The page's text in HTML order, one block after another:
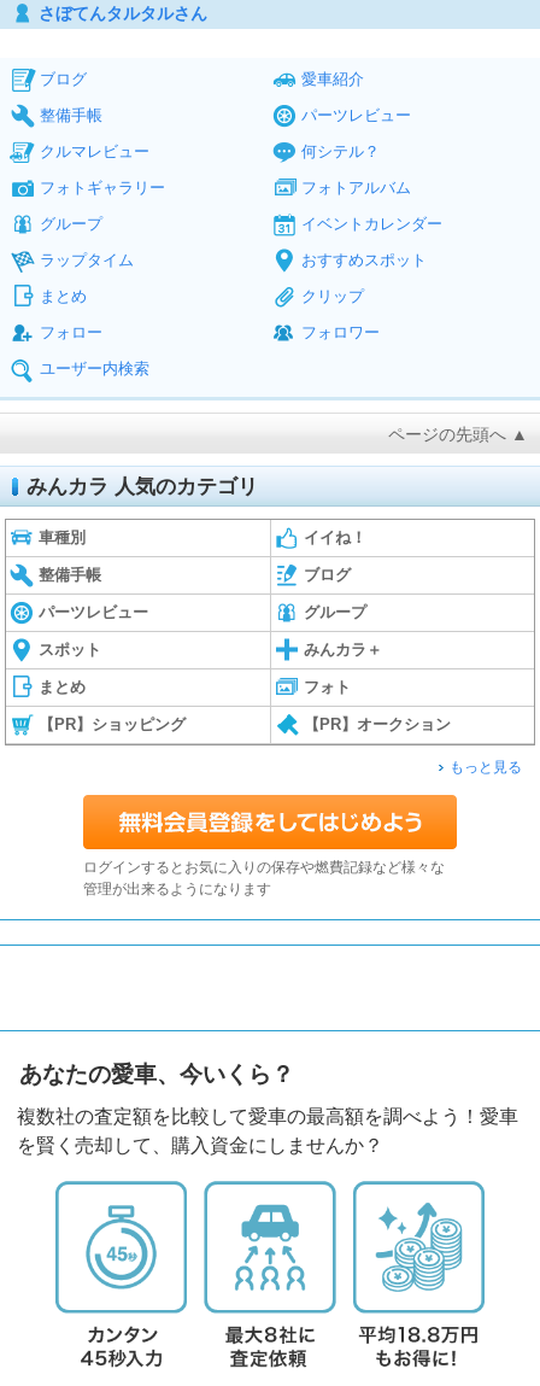
さぼてんタルタルさん
ブログ
愛車紹介
整備手帳
パーツレビュー
クルマレビュー
何シテル？
フォトギャラリー
フォトアルバム
グループ
イベントカレンダー
ラップタイム
おすすめスポット
まとめ
クリップ
フォロー
フォロワー
ユーザー内検索
ページの先頭へ ▲
みんカラ 人気のカテゴリ
車種別 イイね！
整備手帳 ブログ
パーツレビュー グループ
スポット みんカラ＋
まとめ フォト
【PR】ショッピング 【PR】オークション
もっと見る
ログインするとお気に入りの保存や燃費記録など様々な
管理が出来るようになります
あなたの愛車、今いくら？
複数社の査定額を比較して愛車の最高額を調べよう！愛車
を賢く売却して、購入資金にしませんか？